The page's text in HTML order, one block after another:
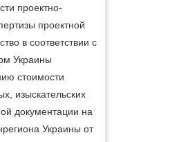
проектно-
проектной
в соответствии с
Украины
стоимости
изыскательских
документации на
Украины от